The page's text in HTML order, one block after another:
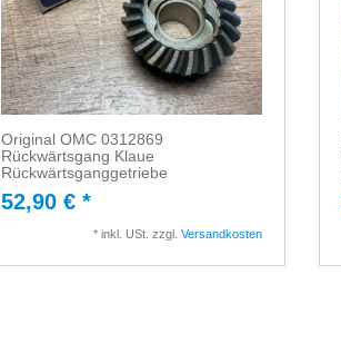
Original OMC 0312869
Rückwärtsgang Klaue
Rückwärtsganggetriebe
52,90 € *
* inkl. USt. zzgl. Versandkosten